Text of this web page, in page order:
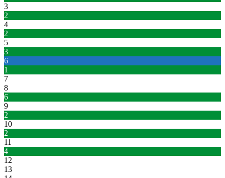
3
2
4
2
5
3
6
1
7
8
6
9
2
10
2
11
4
12
13